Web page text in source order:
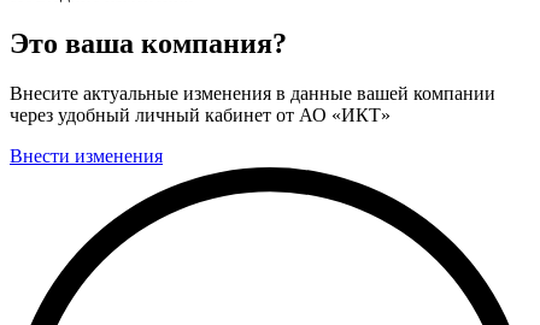
Это ваша компания?
Внесите актуальные изменения в данные вашей компании
через удобный личный кабинет от АО «ИКТ»
Внести изменения